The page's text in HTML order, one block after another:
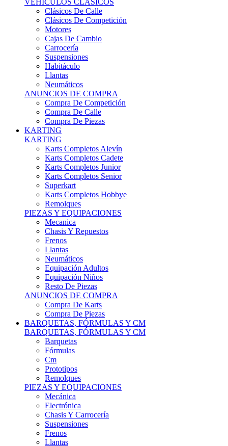
Clásicos De Competición
Motores
Cajas De Cambio
Carrocería
Suspensiones
Habitáculo
Llantas
Neumáticos
ANUNCIOS DE COMPRA
Compra De Competición
Compra De Calle
Compra De Piezas
KARTING
KARTING
Karts Completos Alevín
Karts Completos Cadete
Karts Completos Junior
Karts Completos Senior
Superkart
Karts Completos Hobbye
Remolques
PIEZAS Y EQUIPACIONES
Mecanica
Chasis Y Repuestos
Frenos
Llantas
Neumáticos
Equipación Adultos
Equipación Niños
Resto De Piezas
ANUNCIOS DE COMPRA
Compra De Karts
Compra De Piezas
BARQUETAS, FÓRMULAS Y CM
BARQUETAS, FÓRMULAS Y CM
Barquetas
Fórmulas
Cm
Prototipos
Remolques
PIEZAS Y EQUIPACIONES
Mecánica
Electrónica
Chasis Y Carrocería
Suspensiones
Frenos
Llantas
Neumáticos